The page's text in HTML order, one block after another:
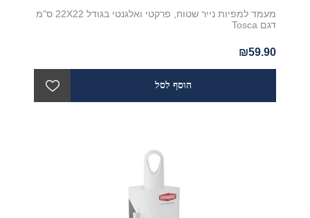
מעמד למפיות נייר שטוח, פרקטי ואלגנטי בגודל 22X22 ס"מ
דגם Tosca
₪59.90